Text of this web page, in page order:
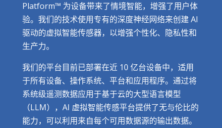
Platform™ 为设备带来了情境智能，增强了用户体
验。我们的技术使用专有的深度神经网络来创建 AI
驱动的虚拟智能传感器，以增强个性化、隐私性和
生产力。
我们的平台目前已部署在近 10 亿台设备中，适用
于所有设备、操作系统、平台和应用程序。通过将
系统级遥测数据应用于基于云的大型语言模型
（LLM），AI 虚拟智能传感平台提供了无与伦比的
能力，可以利用来自每个可用数据源的输出数据。